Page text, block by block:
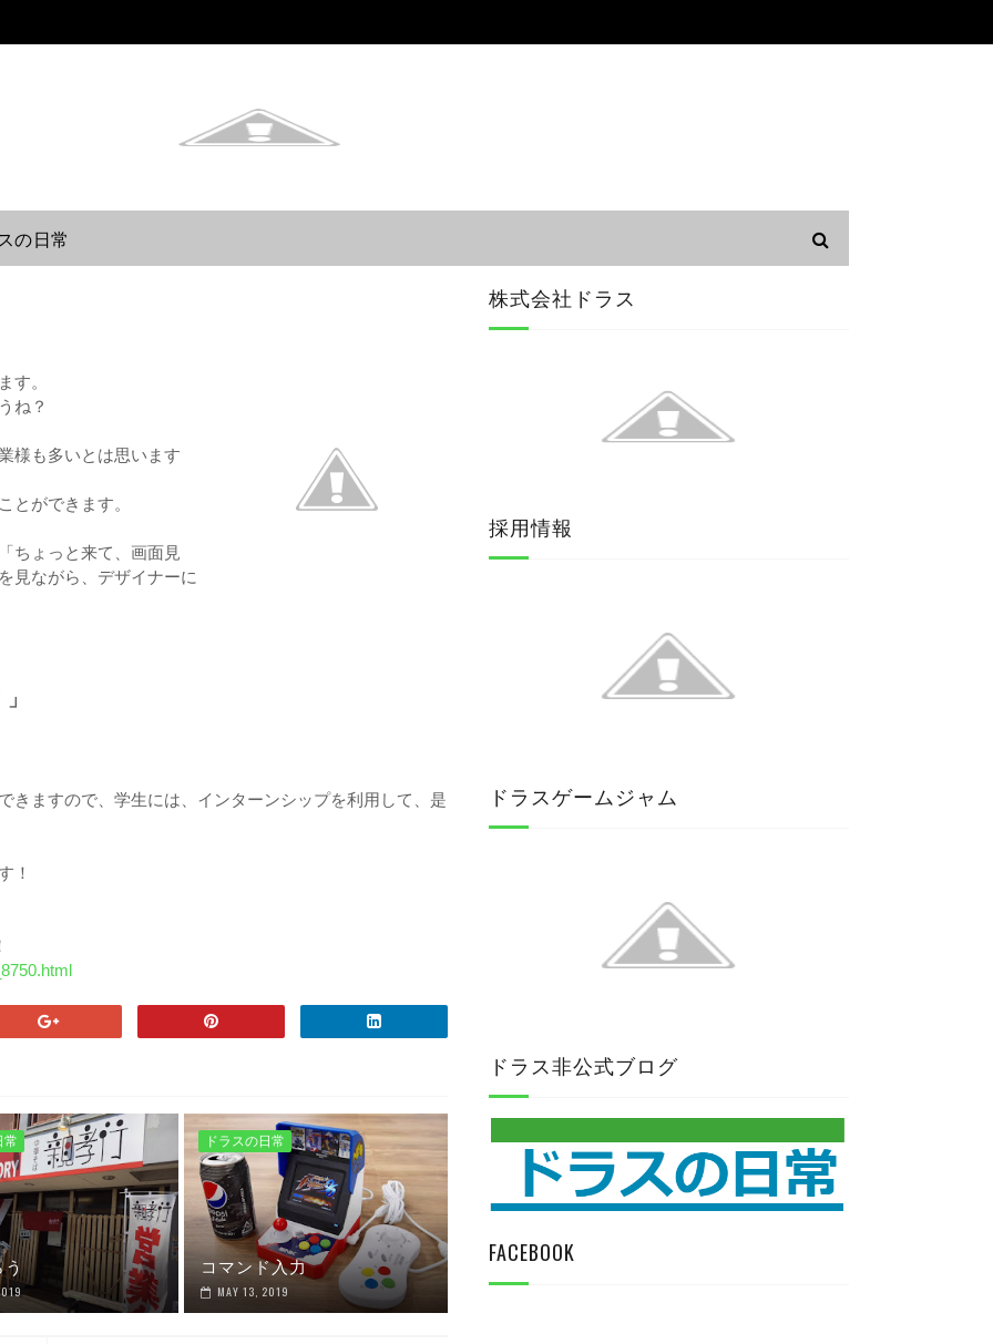
の日常
す。
ね？
様も多いとは思います
とができます。
ちょっと来て、画面見
見ながら、デザイナーに
きますので、学生には、インターンシップを利用して、是
！
常
う
ドラスの日常
コマンド入力
MAY 13, 2019
株式会社ドラス
採用情報
ドラスゲームジャム
ドラス非公式ブログ
FACEBOOK